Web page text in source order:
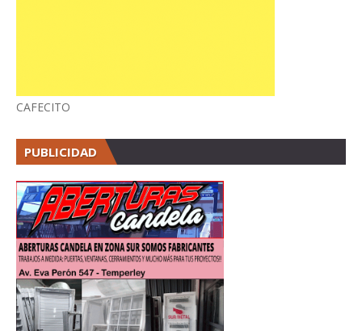
CAFECITO
PUBLICIDAD